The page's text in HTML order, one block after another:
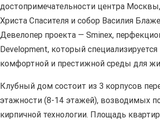
достопримечательности центра
Христа Спасителя и собор Василия
Девелопер проекта — Sminex,
Development, который специализируется
комфортной и престижной среды для
Клубный дом состоит из 3 корпусов
этажности (8-14 этажей), возводимых
кирпичной технологии. Площадь